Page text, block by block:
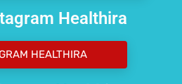
Healthira
HEALTHIRA